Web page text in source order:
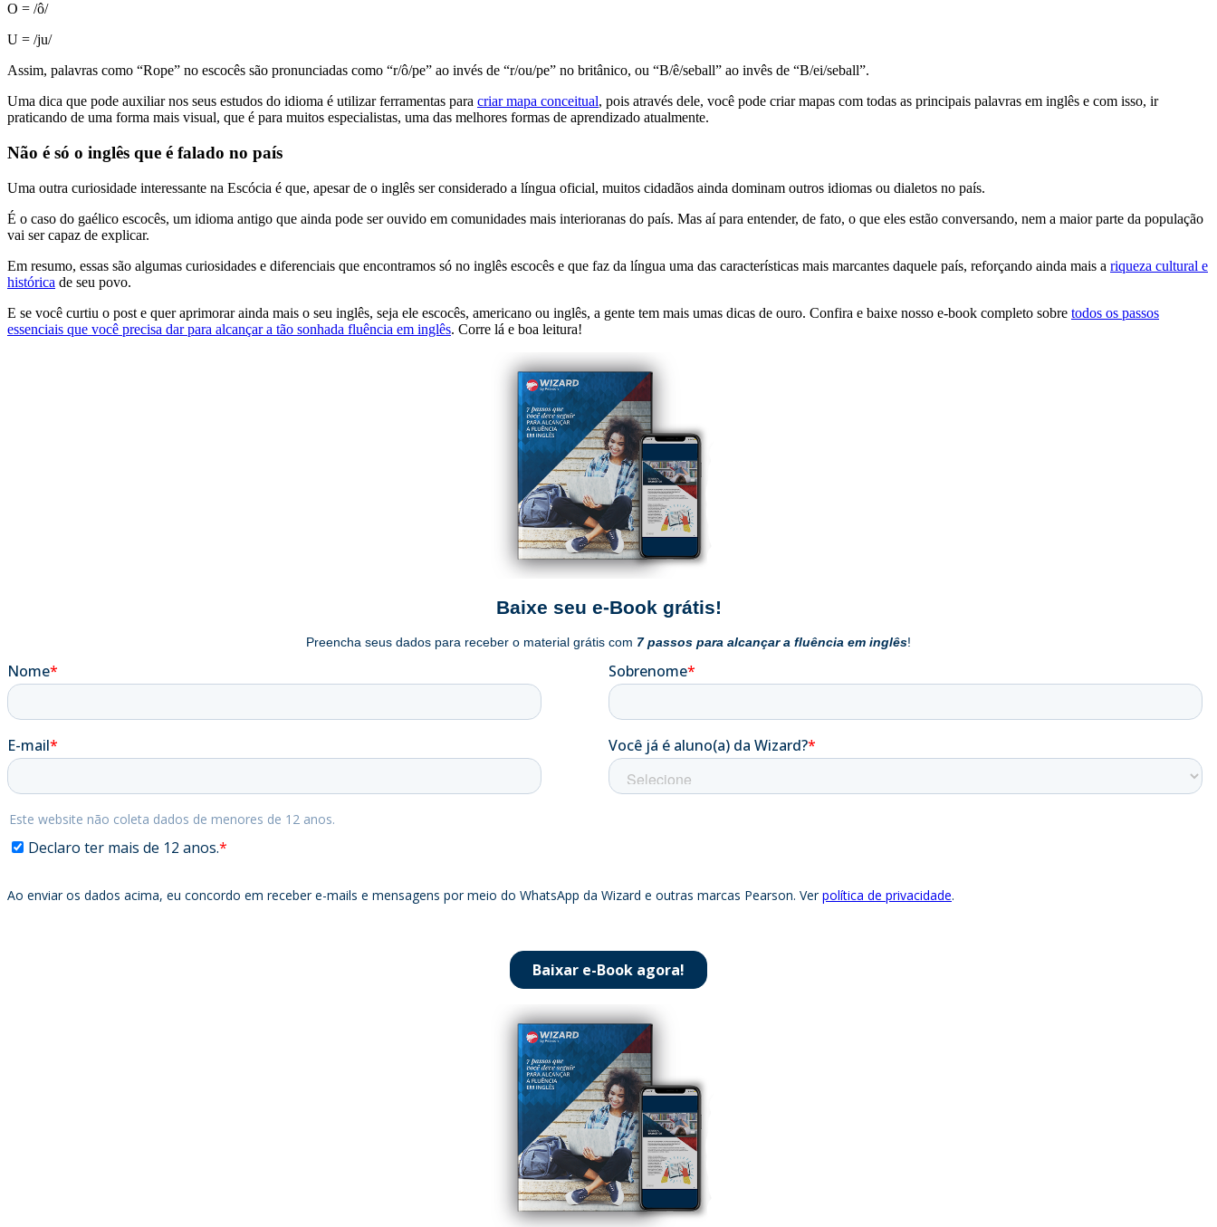
O = /ô/
U = /ju/
Assim, palavras como “Rope” no escocês são pronunciadas como “r/ô/pe” ao invés de “r/ou/pe” no britânico, ou “B/ê/seball” ao invês de “B/ei/seball”.
Uma dica que pode auxiliar nos seus estudos do idioma é utilizar ferramentas para criar mapa conceitual, pois através dele, você pode criar mapas com todas as principais palavras em inglês e com isso, ir
praticando de uma forma mais visual, que é para muitos especialistas, uma das melhores formas de aprendizado atualmente.
Não é só o inglês que é falado no país
Uma outra curiosidade interessante na Escócia é que, apesar de o inglês ser considerado a língua oficial, muitos cidadãos ainda dominam outros idiomas ou dialetos no país.
É o caso do gaélico escocês, um idioma antigo que ainda pode ser ouvido em comunidades mais interioranas do país. Mas aí para entender, de fato, o que eles estão conversando, nem a maior parte da população
vai ser capaz de explicar.
Em resumo, essas são algumas curiosidades e diferenciais que encontramos só no inglês escocês e que faz da língua uma das características mais marcantes daquele país, reforçando ainda mais a riqueza cultural e
histórica de seu povo.
E se você curtiu o post e quer aprimorar ainda mais o seu inglês, seja ele escocês, americano ou inglês, a gente tem mais umas dicas de ouro. Confira e baixe nosso e-book completo sobre todos os passos
essenciais que você precisa dar para alcançar a tão sonhada fluência em inglês. Corre lá e boa leitura!